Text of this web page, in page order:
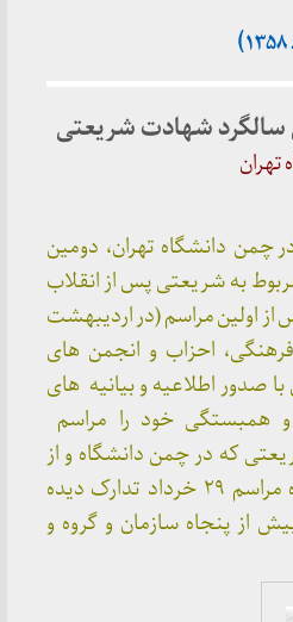
سالگرد شهادت شریعتی
۲۹ خرداد ۱۳۵۸در چمن دانشگاه تهران، دومین
به شریعتی پس از انقلاب
اولین مراسم (در اردیبهشت
احزاب و انجمن های
صدور اطلاعیه و بیانیه های
همبستگی خود را مراسم
که در چمن دانشگاه و از
سوی کمیته برگزار کننده مراسم ۲۹ خرداد تدارک دیده
از پنجاه سازمان و گروه و